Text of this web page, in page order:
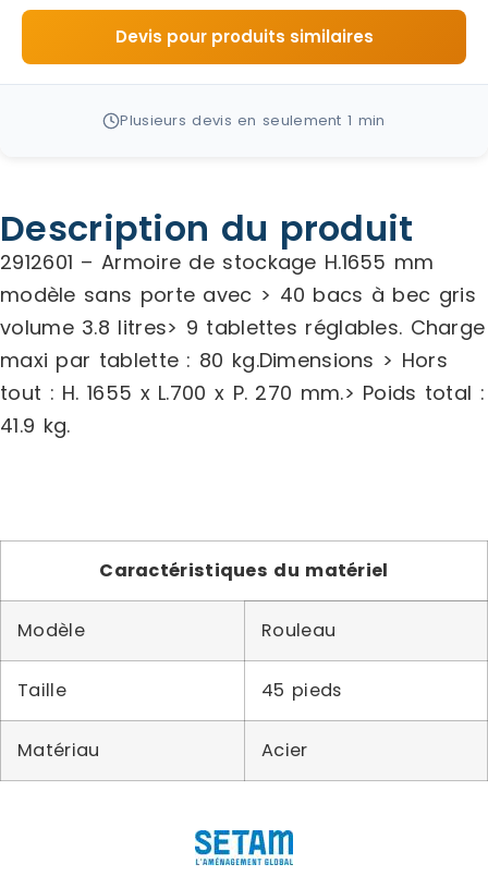
Devis pour produits similaires
Plusieurs devis en seulement 1 min
Description du produit
2912601 – Armoire de stockage H.1655 mm
modèle sans porte avec > 40 bacs à bec gris
volume 3.8 litres> 9 tablettes réglables. Charge
maxi par tablette : 80 kg.Dimensions > Hors
tout : H. 1655 x L.700 x P. 270 mm.> Poids total :
41.9 kg.
Caractéristiques du matériel
Modèle Rouleau
Taille 45 pieds
Matériau Acier